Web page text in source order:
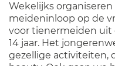
Wekelijks
meideninloop op de
voor tienermeiden uit
14 jaar. Het
gezellige activiteiten,